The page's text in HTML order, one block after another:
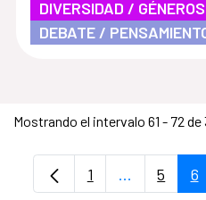
DIVERSIDAD / GÉNEROS
DEBATE /
Mostrando el intervalo 61 - 72
Página
1 ...PáginasPágina
5 6